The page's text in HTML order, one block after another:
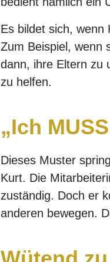
Es bildet sich, wenn
Zum Beispiel, wenn
dann, ihre Eltern zu
zu helfen.
„Ich
Dieses Muster
Kurt. Die
zuständig. Doch er
anderen bewegen.